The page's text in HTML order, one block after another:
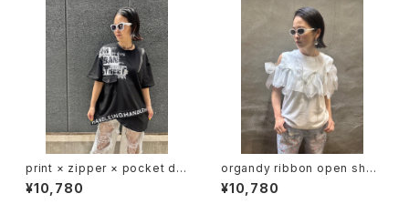
print × zipper × pocket de
sign T-tops Tシャツ トップス
ジッパー プリント
¥10,780
organdy ribbon open shou
lder design tops トップス 肩
開き オーガンジー リボン
¥10,780